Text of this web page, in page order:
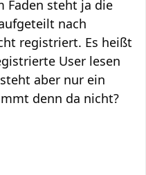
Faden steht ja die
nach
registriert. Es heißt
User lesen
aber nur ein
denn da nicht?